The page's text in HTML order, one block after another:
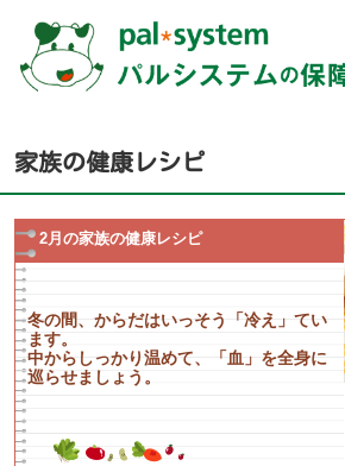
家族の健康レシピ
2月の家族の健康レシピ
冬の間、からだはいっそう「冷え」てい
ます。
中からしっかり温めて、「血」を全身に
巡らせましょう。